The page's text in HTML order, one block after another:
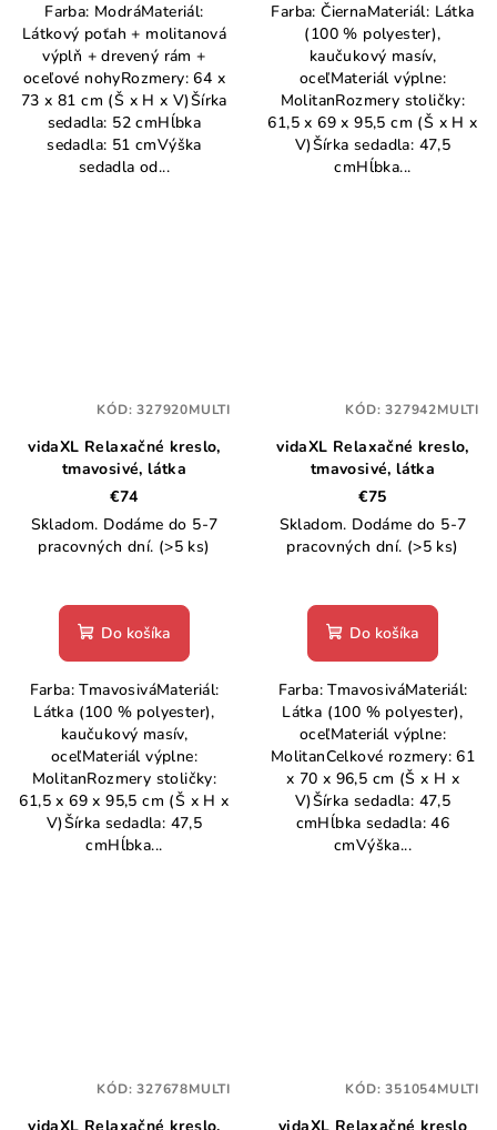
Farba: ModráMateriál:
Látkový poťah + molitanová
výplň + drevený rám +
oceľové nohyRozmery: 64 x
73 x 81 cm (Š x H x V)Šírka
sedadla: 52 cmHĺbka
sedadla: 51 cmVýška
sedadla od...
Farba: ČiernaMateriál: Látka
(100 % polyester),
kaučukový masív,
oceľMateriál výplne:
MolitanRozmery stoličky:
61,5 x 69 x 95,5 cm (Š x H x
V)Šírka sedadla: 47,5
cmHĺbka...
vidaXL Relaxačné kreslo,
tmavosivé, látka
€74
Skladom. Dodáme do 5-7
pracovných dní. (>5 ks)
Do košíka
Farba: TmavosiváMateriál:
Látka (100 % polyester),
kaučukový masív,
oceľMateriál výplne:
MolitanRozmery stoličky:
61,5 x 69 x 95,5 cm (Š x H x
V)Šírka sedadla: 47,5
cmHĺbka...
KÓD:327920MULTI
vidaXL Relaxačné kreslo,
tmavosivé, látka
€75
Skladom. Dodáme do 5-7
pracovných dní. (>5 ks)
Do košíka
Farba: TmavosiváMateriál:
Látka (100 % polyester),
oceľMateriál výplne:
MolitanCelkové rozmery: 61
x 70 x 96,5 cm (Š x H x
V)Šírka sedadla: 47,5
cmHĺbka sedadla: 46
cmVýška...
KÓD:327942MULTI
KÓD:327678MULTI KÓD:351054MULTI